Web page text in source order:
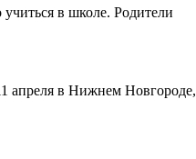
в школе. Родители
апреля в Нижнем Новгороде,